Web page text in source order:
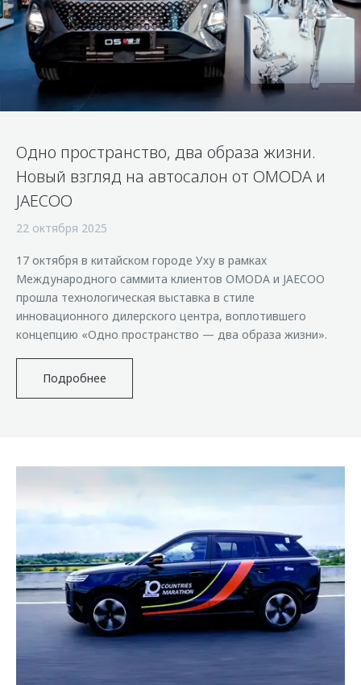
Страхование
Кредитный калькулятор
Аксессуары
Одежда и сувениры
Запчасти
Трейд-ин
Калькулятор трейд-ин
Клиентская поддержка
O&J Автоклуб
Клуб владельцев OMODA
Приложение O&J
Одежда и сувениры
Оригинальные аксессуары
Запчасти
Обратная связь
Одно пространство, два образа жизни.
Новый взгляд на автосалон от OMODA и
JAECOO
22 октября 2025
17 октября в китайском городе Уху в рамках
Международного саммита клиентов OMODA и JAECOO
прошла технологическая выставка в стиле
инновационного дилерского центра, воплотившего
концепцию «Одно пространство — два образа жизни».
Подробнее